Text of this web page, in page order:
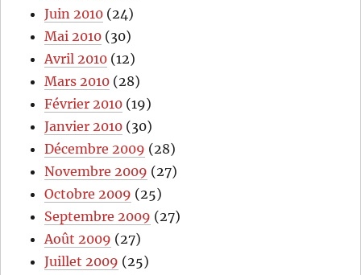
Juin 2010 (24)
Mai 2010 (30)
Avril 2010 (12)
Mars 2010 (28)
Février 2010 (19)
Janvier 2010 (30)
Décembre 2009 (28)
Novembre 2009 (27)
Octobre 2009 (25)
Septembre 2009 (27)
Août 2009 (27)
Juillet 2009 (25)